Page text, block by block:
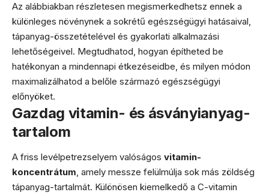
Az alábbiakban részletesen megismerkedhetsz ennek a
különleges növénynek a sokrétű egészségügyi hatásaival,
tápanyag-összetételével és gyakorlati alkalmazási
lehetőségeivel. Megtudhatod, hogyan építheted be
hatékonyan a mindennapi étkezéseidbe, és milyen módon
maximalizálhatod a belőle származó egészségügyi
előnyöket.
Gazdag vitamin- és ásványianyag-
tartalom
A friss levélpetrezselyem valóságos vitamin-
koncentrátum , amely messze felülmúlja sok más zöldség
tápanyag-tartalmát. Különösen kiemelkedő a C-vitamin